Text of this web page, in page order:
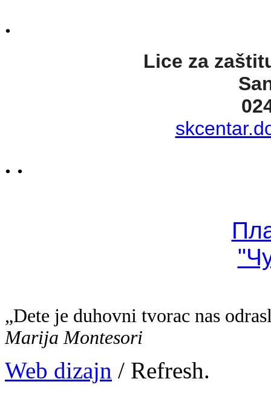
.
Lice za
. .
„Dete je duhovni tvorac nas
Marija Montesori
Web dizajn / Refresh.